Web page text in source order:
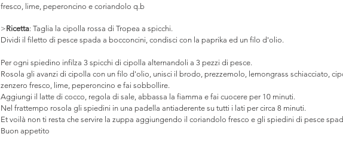
fresco, lime, peperoncino e coriandolo q.b
>Ricetta: Taglia la cipolla rossa di Tropea a spicchi.
Dividi il filetto di pesce spada a bocconcini, condisci con la paprika ed un filo d'olio.
Per ogni spiedino infilza 3 spicchi di cipolla alternandoli a 3 pezzi di pesce.
Rosola gli avanzi di cipolla con un filo d'olio, unisci il brodo, prezzemolo, lemongrass schiacciato,
zenzero fresco, lime, peperoncino e fai sobbollire.
Aggiungi il latte di cocco, regola di sale, abbassa la fiamma e fai cuocere per 10 minuti.
Nel frattempo rosola gli spiedini in una padella antiaderente su tutti i lati per circa 8 minuti.
Et voilà non ti resta che servire la zuppa aggiungendo il coriandolo fresco e gli spiedini di pesce
Buon appetito